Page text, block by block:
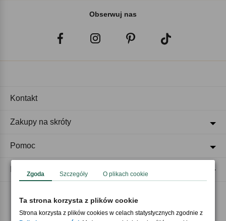
Obserwuj nas
Akceptujemy płatności
Kontakt
Zakupy na skróty
Pomoc
Zgoda Szczegóły O plikach cookie
Ta strona korzysta z plików cookie
Strona korzysta z plików cookies w celach statystycznych zgodnie z